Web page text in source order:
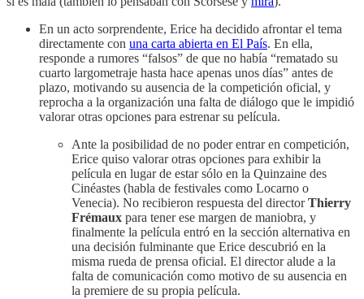
En un acto sorprendente, Erice ha decidido afrontar el tema
directamente con una carta abierta en El País. En ella,
responde a rumores “falsos” de que no había “rematado su
cuarto largometraje hasta hace apenas unos días” antes de
plazo, motivando su ausencia de la competición oficial, y
reprocha a la organización una falta de diálogo que le impidió
valorar otras opciones para estrenar su película.
Ante la posibilidad de no poder entrar en competición,
Erice quiso valorar otras opciones para exhibir la
película en lugar de estar sólo en la Quinzaine des
Cinéastes (habla de festivales como Locarno o
Venecia). No recibieron respuesta del directorThierry
Frémaux para tener ese margen de maniobra, y
finalmente la película entró en la sección alternativa en
una decisión fulminante que Erice descubrió en la
misma rueda de prensa oficial. El director alude a la
falta de comunicación como motivo de su ausencia en
la premiere de su propia película.